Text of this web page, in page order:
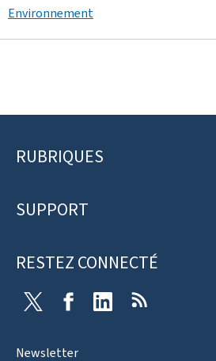
Environnement
Pied
page
RUBRIQUES
SUPPORT
RESTEZ CONNECTÉ
Twitter FacebookLinkedIn
Newsletter